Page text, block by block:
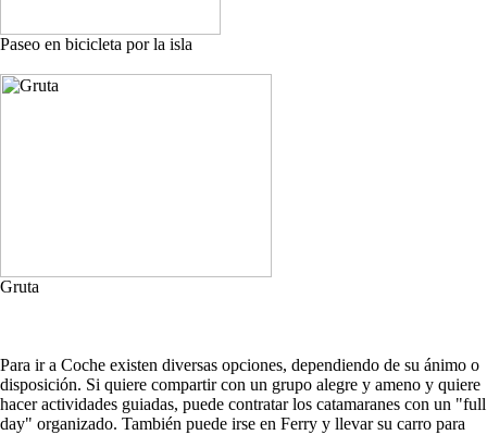
Paseo en bicicleta por la isla
Gruta
Para ir a Coche existen diversas opciones, dependiendo de su ánimo o
disposición. Si quiere compartir con un grupo alegre y ameno y quiere
hacer actividades guiadas, puede contratar los catamaranes con un "full
day" organizado. También puede irse en Ferry y llevar su carro para